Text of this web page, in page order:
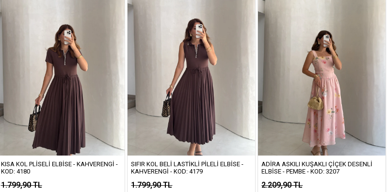
KISA KOL PLISELI ELBISE - KAHVERENGI -
KOD: 4180
1.799,90 TL
SIFIR KOL BELI LASTIKLI PILELI ELBISE -
KAHVERENGI - KOD: 4179
1.799,90 TL
ADIRA ASKILI KUŞAKLI ÇIÇEK DESENLI
ELBISE - PEMBE - KOD: 3207
2.209,90 TL